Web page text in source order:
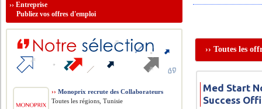
›› Toutes les
Med Start
Success
››Entreprise
Publiez vos offres d'emploi
›› Monoprix recrute des Collaborateurs
Toutes les régions, Tunisie